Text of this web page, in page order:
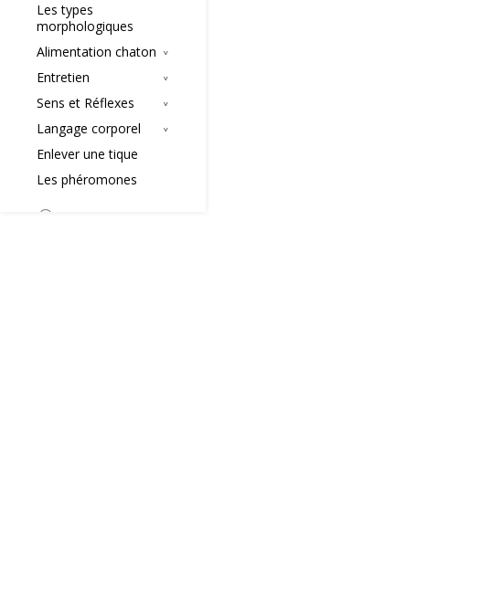
Les types
morphologiques
Alimentation chaton
Entretien
Sens et Réflexes
Langage corporel
Enlever une tique
Les phéromones